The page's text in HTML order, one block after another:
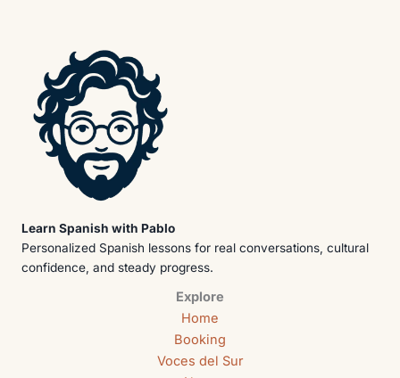
Learn Spanish with Pablo
Personalized Spanish lessons for real conversations, cultural
confidence, and steady progress.
Explore
Home
Booking
Voces del Sur